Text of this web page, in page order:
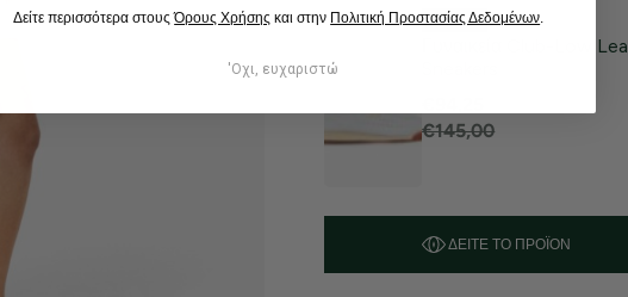
35% OFF
Γυναικεία Club-Low
€145,00
ΔΕΊΤΕ ΤΟ ΠΡΟΪΌΝ
Δείτε περισσότερα στουςΌρους Χρήσης και στην Πολιτική Προστασίας Δεδομένων
'Οχι, ευχαριστώ